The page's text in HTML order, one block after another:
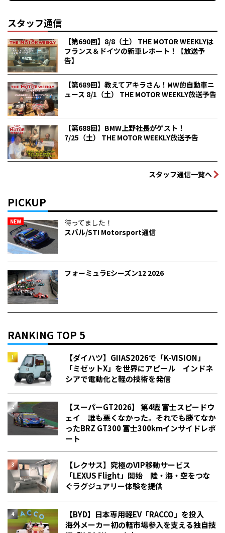
スタッフ通信
【第690回】8/8（土） THE MOTOR WEEKLYは
フランス＆ドイツの新車レポート！【放送予
告】
【第689回】教えてアキラさん！MW的自動車ニ
ュース 8/1（土） THE MOTOR WEEKLY放送予告
【第688回】BMW上野社長がゲスト！
7/25（土） THE MOTOR WEEKLY放送予告
スタッフ通信一覧へ
PICKUP
NEW
待ってました！
スバル/STI Motorsport通信
フォーミュラEシーズン12 2026
RANKING TOP 5
【ダイハツ】GIIAS2026で「K-VISION」
「ミゼットX」を世界にアピール インドネ
シアで電動化と軽の技術を発信
【スーパーGT2026】 第4戦 富士スピードウ
ェイ 誰も悪くなかった。それでも勝てなか
った――BRZ GT300 富士300kmインサイドレポ
ート
【レクサス】究極のVIP移動サービス
「LEXUS Flight」開始 陸・海・空をつな
ぐラグジュアリー体験を提供
【BYD】日本専用軽EV「RACCO」を投入
海外メーカー初の軽市場参入を支える独自技